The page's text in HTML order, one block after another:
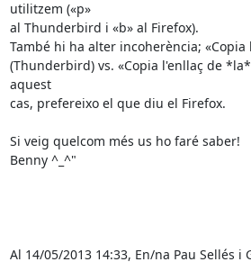
utilitzem («p»
al Thunderbird i «b» al Firefox).
També hi ha alter incoherència; «Copia
(Thunderbird) vs. «Copia l'enllaç de
aquest
cas, prefereixo el que diu el Firefox.
Si veig quelcom més us ho faré saber!
Benny ^_^"
Al 14/05/2013 14:33, En/na Pau Sellés i